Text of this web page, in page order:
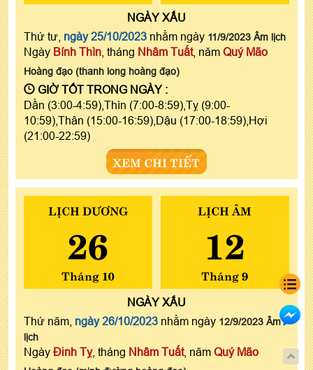
NGÀYXẤU
Thứ tư, ngày 25/10/2023 nhằm ngày 11/9/2023 Âm lịch
Ngày Bính Thìn , tháng Nhâm Tuất, năm Quý Mão
Hoàng đạo (thanh long hoàng đạo)
GIỜ TỐT TRONG NGÀY :
Dần (3:00-4:59),Thìn (7:00-8:59),Tỵ (9:00-
10:59),Thân (15:00-16:59),Dậu (17:00-18:59),Hợi
(21:00-22:59)
XEM CHI TIẾT
LỊCH DƯƠNG
26
Tháng 10
LỊCH ÂM
12
Tháng 9
NGÀYXẤU
Thứ năm, ngày 26/10/2023 nhằm ngày 12/9/2023 Âm
lịch
Ngày Đinh Tỵ, tháng Nhâm Tuất, năm Quý Mão